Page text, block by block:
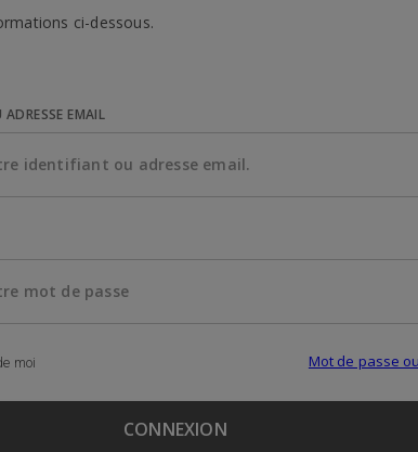
ci-dessous.
EMAIL
moi Mot de passe